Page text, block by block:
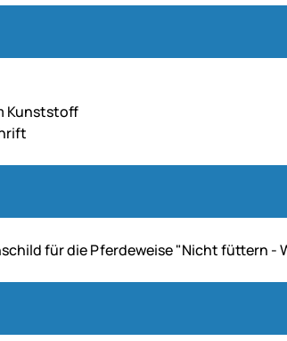
Kunststoff
für die Pferdeweise "Nicht füttern -